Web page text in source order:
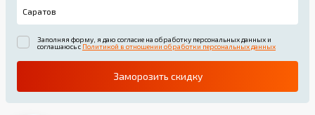
Заполняя форму, я даю согласие на обработку персональных данных и
соглашаюсь с Политикой в отношении обработки персональных данных
Заморозить скидку